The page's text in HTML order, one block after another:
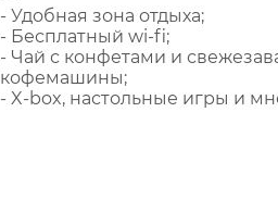
- Удобная зона отдыха;
- Бесплатный wi-fi;
- Чай с конфетами и
кофемашины;
- X-box, настольные игры и